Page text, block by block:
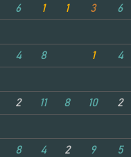
6 1 1 3 6
4 8 1 4
2 11 8 10 2
8 4 2 9 5